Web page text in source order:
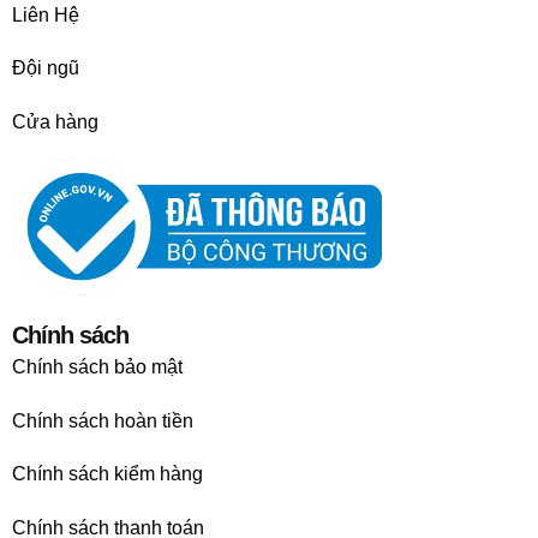
Liên Hệ
Đội ngũ
Cửa hàng
Chính sách
Chính sách bảo mật
Chính sách hoàn tiền
Chính sách kiểm hàng
Chính sách thanh toán